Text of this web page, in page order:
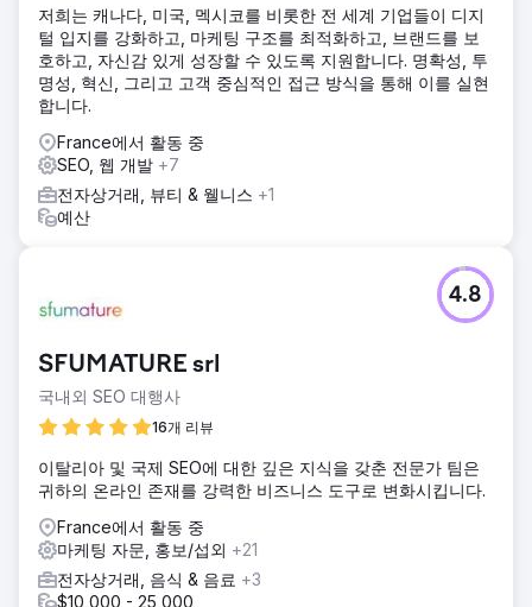
저희는 캐나다, 미국, 멕시코를 비롯한 전 세계 기업들이 디지
털 입지를 강화하고, 마케팅 구조를 최적화하고, 브랜드를 보
호하고, 자신감 있게 성장할 수 있도록 지원합니다. 명확성, 투
명성, 혁신, 그리고 고객 중심적인 접근 방식을 통해 이를 실현
합니다.
France에서 활동 중
SEO, 웹 개발 +7
전자상거래, 뷰티 & 웰니스 +1
예산
SFUMATURE srl
국내외 SEO 대행사
16개 리뷰
4.8
이탈리아 및 국제 SEO에 대한 깊은 지식을 갖춘 전문가 팀은
귀하의 온라인 존재를 강력한 비즈니스 도구로 변화시킵니다.
France에서 활동 중
마케팅 자문, 홍보/섭외 +21
전자상거래, 음식 & 음료 +3
$10,000 - 25,000